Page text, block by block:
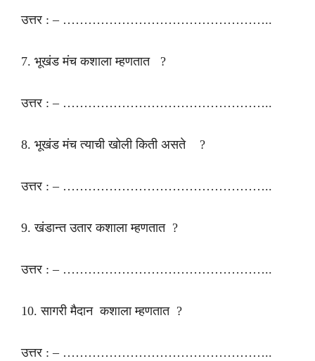
उत्तर : – …………………………………………..
7. भूखंड मंच कशाला म्हणतात ?
उत्तर : – …………………………………………..
8. भूखंड मंच त्याची खोली किती असते ?
उत्तर : – …………………………………………..
9. खंडान्त उतार कशाला म्हणतात ?
उत्तर : – …………………………………………..
10. सागरी मैदान कशाला म्हणतात ?
उत्तर : – …………………………………………..